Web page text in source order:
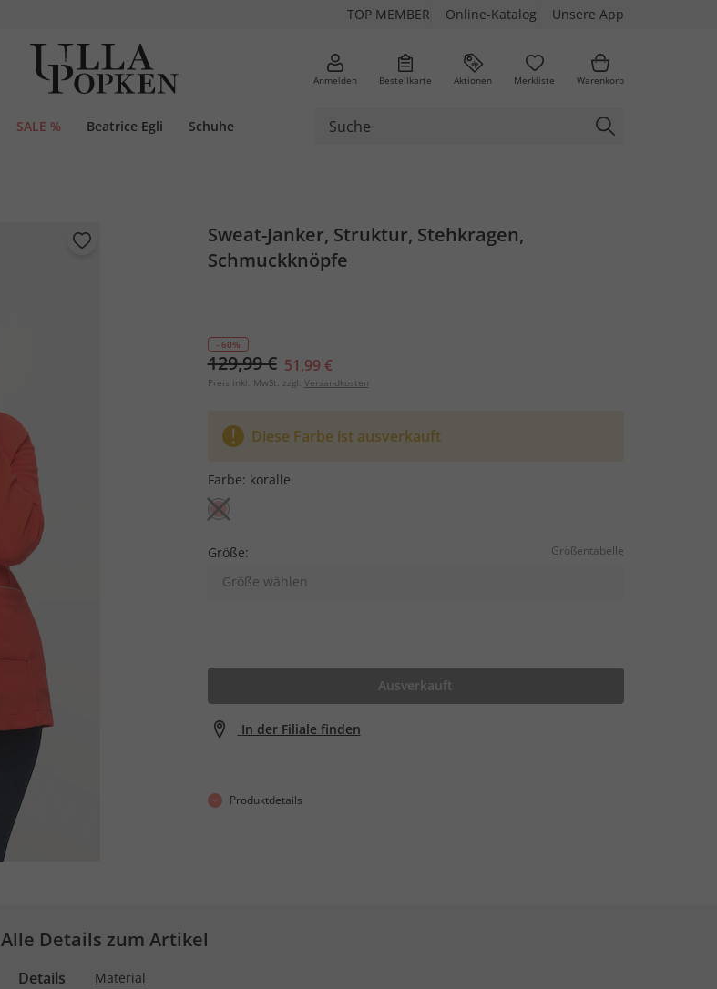
TOP MEMBER Online-Katalog Unsere App
Anmelden Bestellkarte Aktionen Merkliste Warenkorb
SALE % Beatrice Egli Schuhe
Sweat-Janker, Struktur, Stehkragen,
Schmuckknöpfe
- 60%
129,99 € 51,99 €
Preis inkl. MwSt. zzgl. Versandkosten
Diese Farbe ist ausverkauft
Farbe: koralle
Größe: Größentabelle
Größe wählen
Ausverkauft
In der Filiale finden
Produktdetails
Alle Details zum Artikel
Details Material